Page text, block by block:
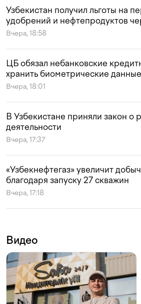
Узбекистан получил льготы на
удобрений и нефтепродуктов
Вчера, 18:58
ЦБ обязал небанковские
хранить биометрические
Вчера, 18:01
В Узбекистане приняли закон о
деятельности
Вчера, 17:37
«Узбекнефтегаз» увеличит
благодаря запуску 27 скважин
Вчера, 17:18
Видео